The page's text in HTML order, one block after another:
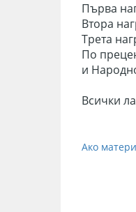
Първа
Втора
Трета
По
и
Всички
Ако